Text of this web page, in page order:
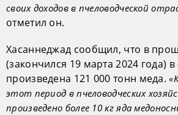
своих доходов в пчеловодческой
отметил он.
Хасаннеджад сообщил, что в
(закончился 19 марта 2024 года)
произведена 121 000 тонн меда.
этот период в пчеловодческих
произведено более 10 кг яда